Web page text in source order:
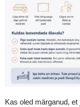
Kas oled märganud,